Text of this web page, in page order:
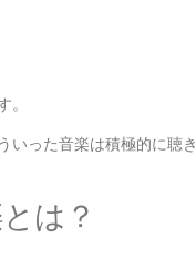
。
いった音楽は積極的に聴き
は？